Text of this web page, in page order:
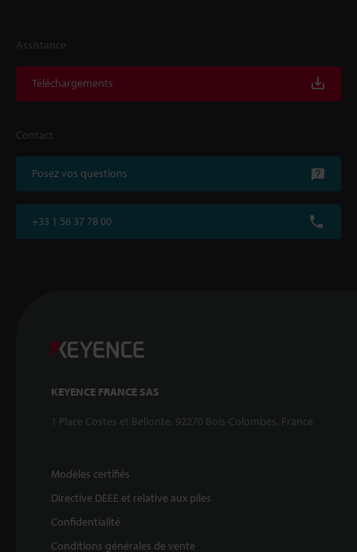
Assistance
Téléchargements
Contact
Posez vos questions
+33 1 56 37 78 00
KEYENCE FRANCE SAS
1 Place Costes et Bellonte, 92270 Bois-Colombes, France
Modèles certifiés
Directive DEEE et relative aux piles
Confidentialité
Conditions générales de vente